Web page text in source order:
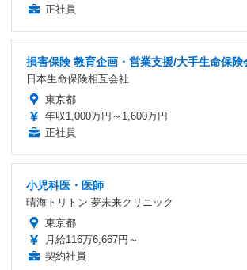
正社員
損害保険 教育企画・営業支援/大手生命保険
日本生命保険相互会社
東京都
年収1,000万円～1,600万円
正社員
小児科医・医師
晴海トリトン 夢未来クリニック
東京都
月給116万6,667円～
契約社員